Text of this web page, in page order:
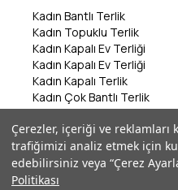
Çerezler, içeriği ve
trafiğimizi analiz etmek için
edebilirsiniz veya “Çerez
Politikası
Kadın Bantlı Terlik
Kadın Topuklu Terlik
Kadın Kapalı Ev Terliği
Kadın Kapalı Ev Terliği
Kadın Kapalı Terlik
Kadın Çok Bantlı Terlik
Kadın Bantlı Terlik
Kadın Çok Bantlı Terlik
Kadın Parmak Arası Terlik
©2026 Marka Park - Tüm